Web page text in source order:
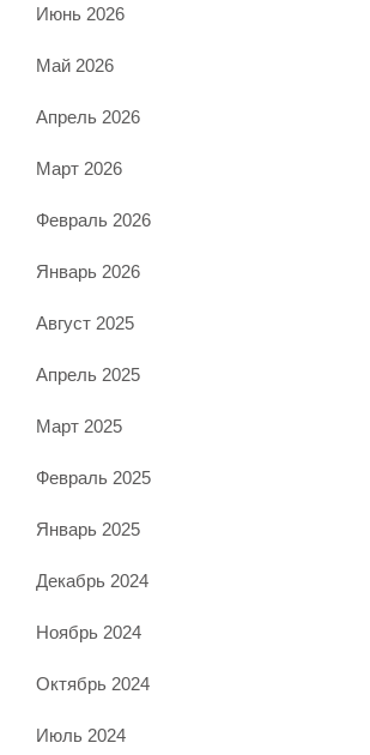
Июнь 2026
Май 2026
Апрель 2026
Март 2026
Февраль 2026
Январь 2026
Август 2025
Апрель 2025
Март 2025
Февраль 2025
Январь 2025
Декабрь 2024
Ноябрь 2024
Октябрь 2024
Июль 2024